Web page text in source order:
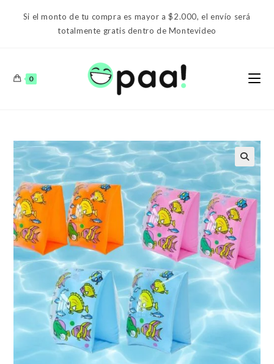
Si el monto de tu compra es mayor a $2.000, el envío será
totalmente gratis dentro de Montevideo
0